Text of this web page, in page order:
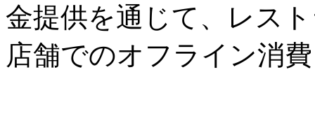
金提供を通じて、レス
店舗でのオフライン消